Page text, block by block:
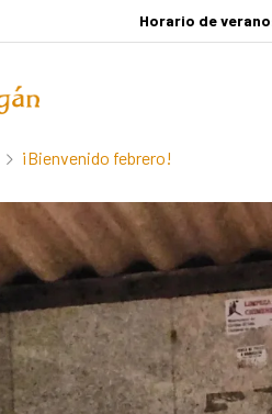
Horario de
¡Bienvenido febrero!